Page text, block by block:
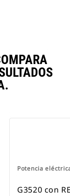
Potencia
G3520 con